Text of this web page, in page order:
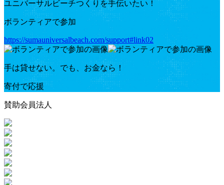
ユニバーサルビーチつくりを手伝いたい！
ボランティアで参加
https://sumauniversalbeach.com/support#link02
手は貸せない。でも、お金なら！
寄付で応援
賛助会員法人